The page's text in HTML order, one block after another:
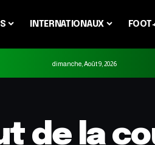
INTERNATIONAUX
dimanche, Août 9, 2026
de la